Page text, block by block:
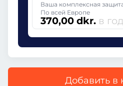
Ваша комплексная
По всей Европе
370,00 dkr. в год
Добавить в